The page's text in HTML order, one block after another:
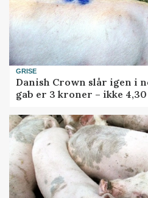
GRISE
Danish Crown slår igen i
gab er 3 kroner – ikke 4,30